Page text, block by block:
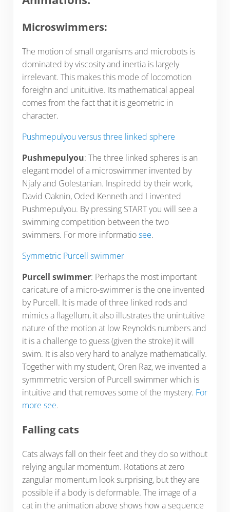
Microswimmers:
The motion of small organisms and microbots is
dominated by viscosity and inertia is largely
irrelevant. This makes this mode of locomotion
foreighn and unituitive. Its mathematical appeal
comes from the fact that it is geometric in
character.
Pushmepulyou versus three linked sphere
Pushmepulyou: The three linked spheres is an
elegant model of a microswimmer invented by
Njafy and Golestanian. Inspiredd by their work,
David Oaknin, Oded Kenneth and I invented
Pushmepulyou. By pressing START you will see a
swimming competition between the two
swimmers. For more informatiosee.
Symmetric Purcell swimmer
Purcell swimmer: Perhaps the most important
caricature of a micro-swimmer is the one invented
by Purcell. It is made of three linked rods and
mimics a flagellum, it also illustrates the unintuitive
nature of the motion at low Reynolds numbers and
it is a challenge to guess (given the stroke) it will
swim. It is also very hard to analyze mathematically.
Together with my student, Oren Raz, we invented a
symmmetric version of Purcell swimmer which is
intuitive and that removes some of the mystery. For
more see.
Falling cats
Cats always fall on their feet and they do so without
relying angular momentum. Rotations at zero
zangular momentum look surprising, but they are
possible if a body is deformable. The image of a
cat in the animation above shows how a sequence